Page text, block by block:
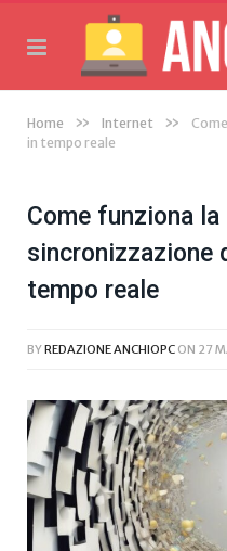
Home » Internet »
in tempo reale
Come funziona la
sincronizzazione
tempo reale
BYREDAZIONE ANCHIOPC ON 27